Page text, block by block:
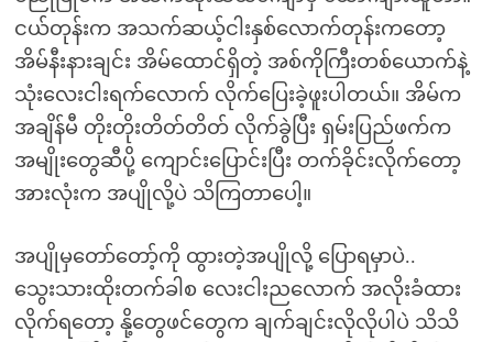
ငယ်တုန်းက အသက်ဆယ့်ငါးနှစ်လောက်တုန်းကတော့
အိမ်နီးနားချင်း အိမ်ထောင်ရှိတဲ့ အစ်ကိုကြီးတစ်ယောက်နဲ့
သုံးလေးငါးရက်လောက် လိုက်ပြေးခဲ့ဖူးပါတယ်။ အိမ်က
အချိန်မီ တိုးတိုးတိတ်တိတ် လိုက်ခွဲပြီး ရှမ်းပြည်ဖက်က
အမျိုးတွေဆီပို့ ကျောင်းပြောင်းပြီး တက်ခိုင်းလိုက်တော့
အားလုံးက အပျိုလို့ပဲ သိကြတာပေါ့။
အပျိုမှတော်တော့်ကို ထွားတဲ့အပျိုလို့ ပြောရမှာပဲ..
သွေးသားထိုးတက်ခါစ လေးငါးညလောက် အလိုးခံထား
လိုက်ရတော့ နို့တွေဖင်တွေက ချက်ချင်းလိုလိုပါပဲ သိသိ